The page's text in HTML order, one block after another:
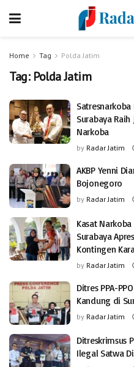
Home Tag Polda Jatim
Tag: Polda Jatim
Surabaya Raih
Narkoba
by Radar Jatim
AKBP Yenni
Bojonegoro
by Radar Jatim
Kasat
Surabaya
Kontingen
by Radar Jatim
Ditres PPA-
Kandung di
by Radar Jatim
Ditreskrimsus
Ilegal Satwa